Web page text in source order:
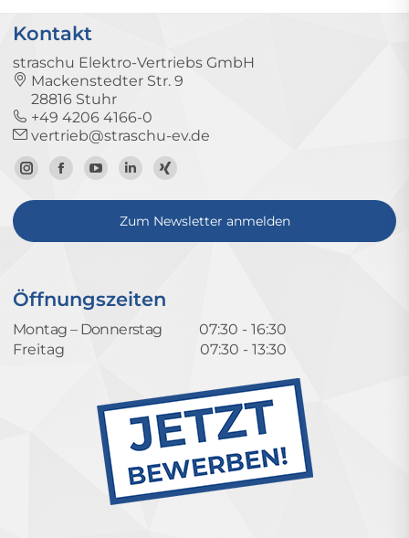
Kontakt
straschu Elektro-Vertriebs GmbH
Mackenstedter Str. 9
28816 Stuhr
+49 4206 4166-0
vertrieb@straschu-ev.de
Zum
Instagram-
Zur
Facebook-
Zum
YouTube-
Kanal
Zum
LinkedIn-
Profil
Zum
Xing-
Profil
Zum Newsletter anmelden
Öffnungszeiten
Montag – Donnerstag
07:30 - 16:30
Freitag
07:30 - 13:30